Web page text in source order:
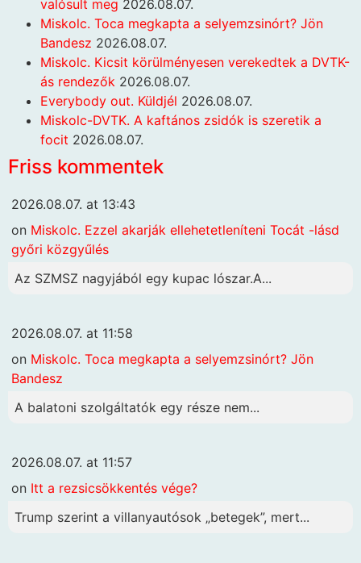
valósult meg 2026.08.07.
Miskolc. Toca megkapta a selyemzsinórt? Jön
Bandesz 2026.08.07.
Miskolc. Kicsit körülményesen verekedtek a DVTK-
ás rendezők 2026.08.07.
Everybody out. Küldjél 2026.08.07.
Miskolc-DVTK. A kaftános zsidók is szeretik a
focit 2026.08.07.
Friss kommentek
2026.08.07. at 13:43
on Miskolc. Ezzel akarják ellehetetleníteni Tocát -lásd
győri közgyűlés
Az SZMSZ nagyjából egy kupac lószar.A...
2026.08.07. at 11:58
on Miskolc. Toca megkapta a selyemzsinórt? Jön
Bandesz
A balatoni szolgáltatók egy része nem...
2026.08.07. at 11:57
on Itt a rezsicsökkentés vége?
Trump szerint a villanyautósok „betegek”, mert...